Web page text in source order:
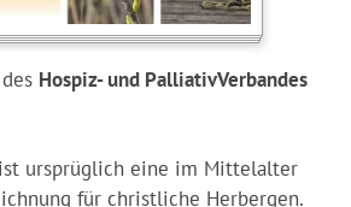
Hospiz- und PalliativVerbandes
ursprüglich eine im Mittelalter
für christliche Herbergen.